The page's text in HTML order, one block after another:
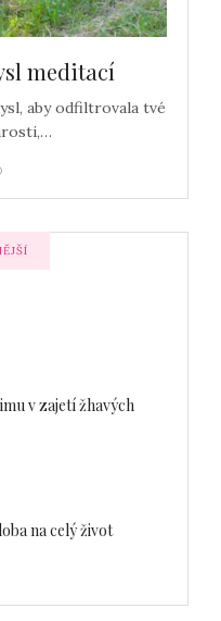
meditací
aby odfiltrovala tvé
v zajetí žhavých
na celý život